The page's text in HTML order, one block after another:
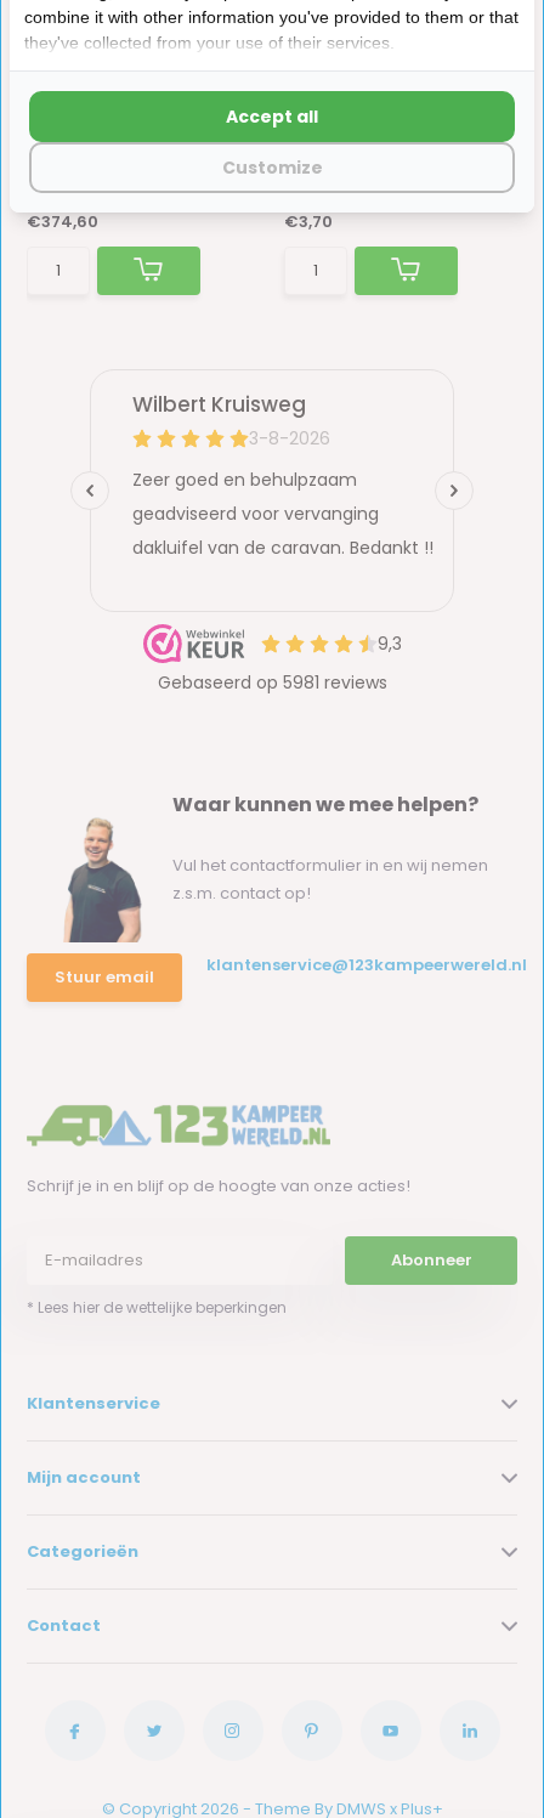
460+260mm
Op voorraad
€374,60
Wipschak Enkel S-30.000
Zwart
Op voorraad
€3,70
Waar kunnen we mee helpen?
Vul het contactformulier in en wij nemen
z.s.m. contact op!
Stuur email
klantenservice@123kampeerwereld.nl
Schrijf je in en blijf op de hoogte van onze acties!
Abonneer
* Lees hier de wettelijke beperkingen
Klantenservice
Mijn account
Categorieën
Contact
© Copyright 2026 - Theme ByDMWS xPlus+
combine it with other information you've provided to them or that
they've collected from your use of their services.
Customize
Accept all